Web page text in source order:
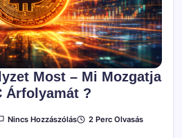
Most – Mi Mozgatja
Árfolyamát ?
Nincs HozzászólásA(z)2 Perc Olvasás